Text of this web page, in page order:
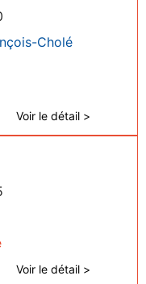
Cholé
Voir le détail >
Voir le détail >